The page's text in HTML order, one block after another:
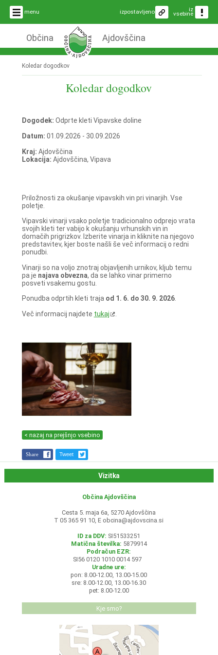
menu iz
vsebine
izpostavljeno
Občina Ajdovščina
Koledar dogodkov
Koledar dogodkov
Dogodek: Odprte kleti Vipavske doline
Datum: 01.09.2026 - 30.09.2026
Kraj: Ajdovščina
Lokacija: Ajdovščina, Vipava
Priložnosti za okušanje vipavskih vin pri vinarjih. Vse
poletje.
Vipavski vinarji vsako poletje tradicionalno odprejo vrata
svojih kleti ter vabijo k okušanju vrhunskih vin in
domačih prigrizkov. Izberite vinarja in kliknite na njegovo
predstavitev, kjer boste našli še več informacij o redni
ponudbi.
Vinarji so na voljo znotraj objavljenih urnikov, kljub temu
pa je najava obvezna, da se lahko vinar primerno
posveti vsakemu gostu.
Ponudba odprtih kleti traja od 1. 6. do 30. 9. 2026.
Več informacij najdete tukaj
< nazaj na prejšnjo vsebino
Share Tweet
Vizitka
Občina Ajdovščina
Cesta 5. maja 6a, 5270 Ajdovščina
T 05 365 91 10, E obcina@ajdovscina.si
ID za DDV: SI51533251
Matična številka: 5879914
Podračun EZR:
SI56 0120 1010 0014 597
Uradne ure:
pon: 8.00-12.00, 13.00-15.00
sre: 8.00-12.00, 13.00-16.30
pet: 8.00-12.00
Kje smo?